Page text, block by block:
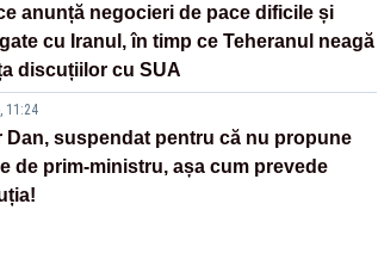
anunță negocieri de pace dificile și
cu Iranul, în timp ce Teheranul neagă
discuțiilor cu SUA
11:24
Dan, suspendat pentru că nu propune
de prim-ministru, așa cum prevede